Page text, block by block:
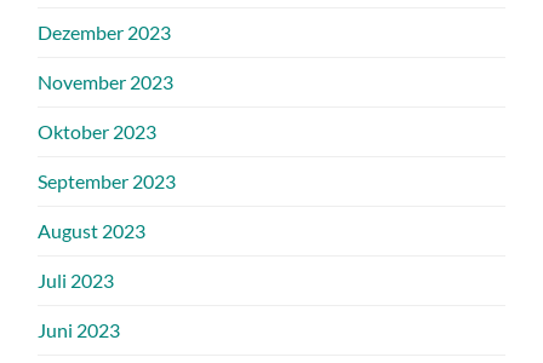
Dezember 2023
November 2023
Oktober 2023
September 2023
August 2023
Juli 2023
Juni 2023